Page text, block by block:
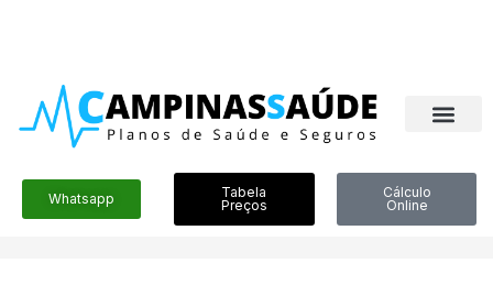
Whatsapp
Tabela
Preços
Cálculo
Online